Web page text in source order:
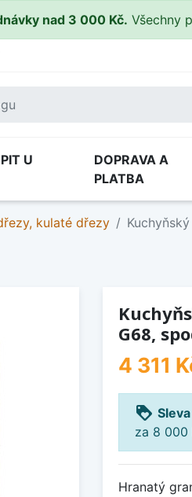
nad 3 000 Kč. Všechny
U
DOPRAVA A
PLATBA
kulaté dřezy
G68,
4 311
loyalty
za 8 000
Hranatý